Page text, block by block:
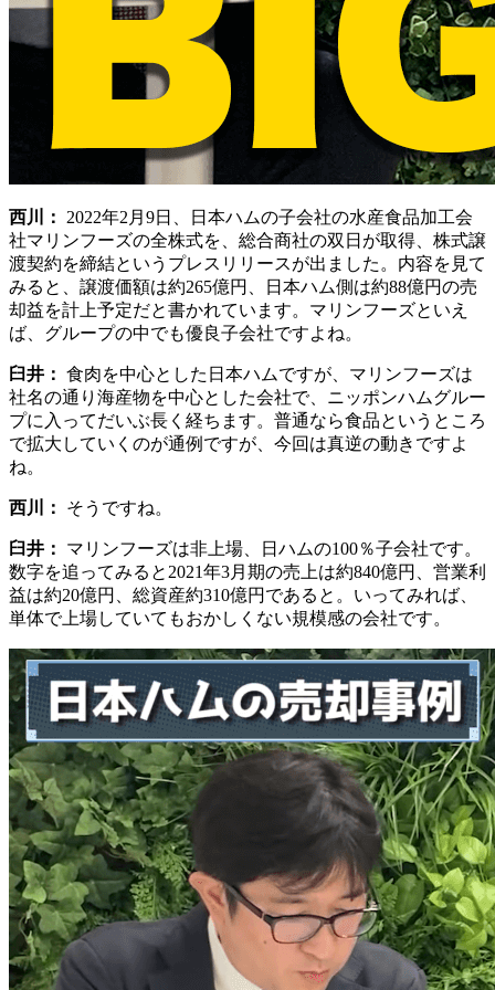
西川：
2022年2月9日、日本ハムの子会社の水産食品加工会
社マリンフーズの全株式を、総合商社の双日が取得、株式譲
渡契約を締結というプレスリリースが出ました。内容を見て
みると、譲渡価額は約265億円、日本ハム側は約88億円の売
却益を計上予定だと書かれています。マリンフーズといえ
ば、グループの中でも優良子会社ですよね。
臼井： 食肉を中心とした日本ハムですが、マリンフーズは
社名の通り海産物を中心とした会社で、ニッポンハムグルー
プに入ってだいぶ長く経ちます。普通なら食品というところ
で拡大していくのが通例ですが、今回は真逆の動きですよ
ね。
西川： そうですね。
臼井：
マリンフーズは非上場、日ハムの100％子会社です。
数字を追ってみると2021年3月期の売上は約840億円、営業利
益は約20億円、総資産約310億円であると。いってみれば、
単体で上場していてもおかしくない規模感の会社です。